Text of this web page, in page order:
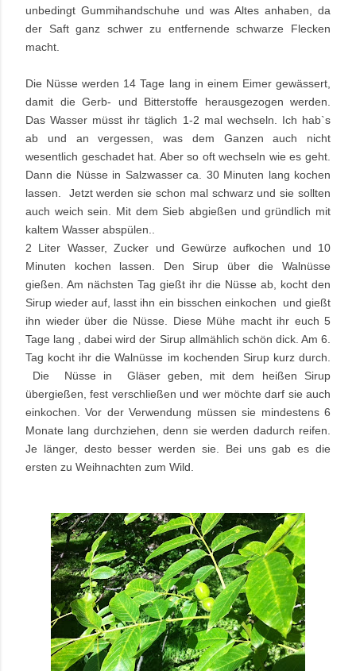
unbedingt Gummihandschuhe und was Altes anhaben, da
der Saft ganz schwer zu entfernende schwarze Flecken
macht.
Die Nüsse werden 14 Tage lang in einem Eimer gewässert,
damit die Gerb- und Bitterstoffe herausgezogen werden.
Das Wasser müsst ihr täglich 1-2 mal wechseln. Ich hab`s
ab und an vergessen, was dem Ganzen auch nicht
wesentlich geschadet hat. Aber so oft wechseln wie es geht.
Dann die Nüsse in Salzwasser ca. 30 Minuten lang kochen
lassen. Jetzt werden sie schon mal schwarz und sie sollten
auch weich sein. Mit dem Sieb abgießen und gründlich mit
kaltem Wasser abspülen..
2 Liter Wasser, Zucker und Gewürze aufkochen und 10
Minuten kochen lassen. Den Sirup über die Walnüsse
gießen. Am nächsten Tag gießt ihr die Nüsse ab, kocht den
Sirup wieder auf, lasst ihn ein bisschen einkochen und gießt
ihn wieder über die Nüsse. Diese Mühe macht ihr euch 5
Tage lang , dabei wird der Sirup allmählich schön dick. Am 6.
Tag kocht ihr die Walnüsse im kochenden Sirup kurz durch.
Die Nüsse in Gläser geben, mit dem heißen Sirup
übergießen, fest verschließen und wer möchte darf sie auch
einkochen. Vor der Verwendung müssen sie mindestens 6
Monate lang durchziehen, denn sie werden dadurch reifen.
Je länger, desto besser werden sie. Bei uns gab es die
ersten zu Weihnachten zum Wild.